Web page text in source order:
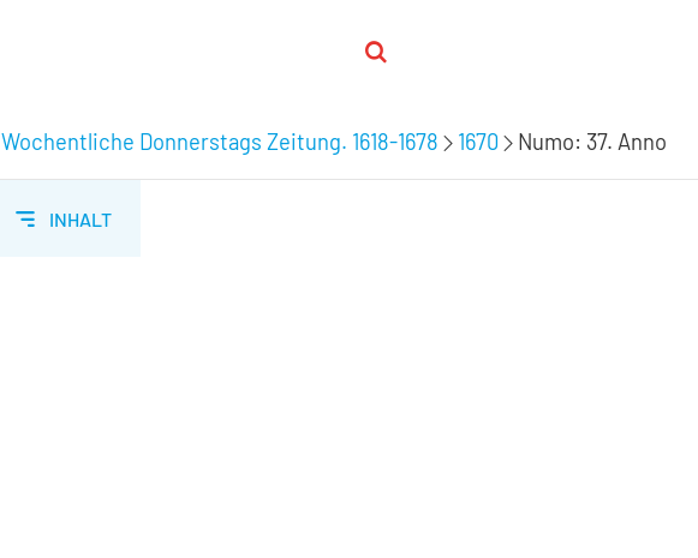
Wochentliche Donnerstags Zeitung. 1618-1678 1670 Numo: 37. Anno
INHALT